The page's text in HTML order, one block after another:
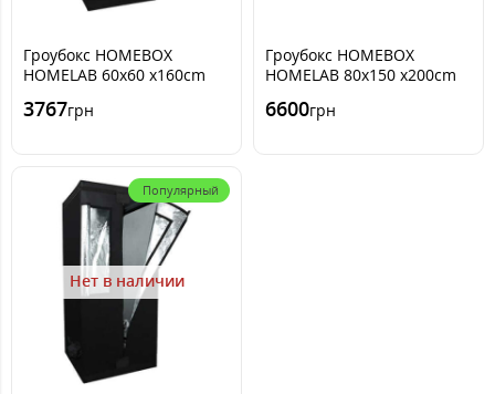
Гроубокс HOMEBOX
HOMELAB 60x60 x160cm
3767грн
Гроубокс HOMEBOX
HOMELAB 80x150 x200cm
6600грн
Популярный
Нет в наличии